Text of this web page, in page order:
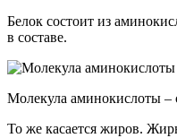
Белок состоит из
в составе.
Молекула аминокислоты –
То же касается жиров.